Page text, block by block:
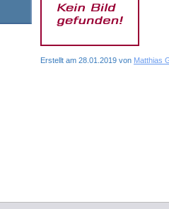
Erstellt am 28.01.2019 von Matthias